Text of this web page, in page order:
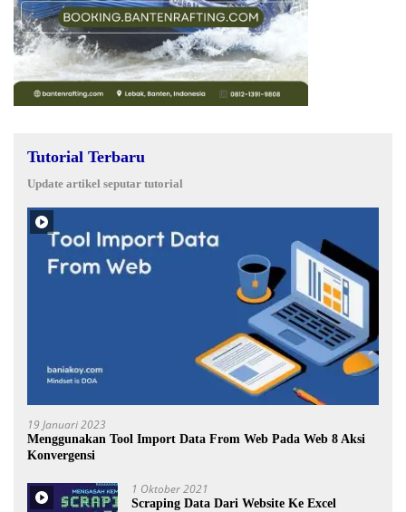
Tutorial Terbaru
Update artikel seputar tutorial
19 Januari 2023
Menggunakan Tool Import Data From Web Pada Web 8 Aksi
Konvergensi
1 Oktober 2021
Scraping Data Dari Website Ke Excel